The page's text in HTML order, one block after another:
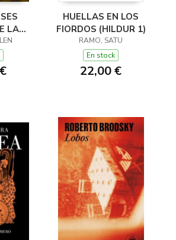
LANA
HUELLAS EN LOS
FIORDOS (HILDUR 1)
RAMO, SATU
En stock
22,00 €